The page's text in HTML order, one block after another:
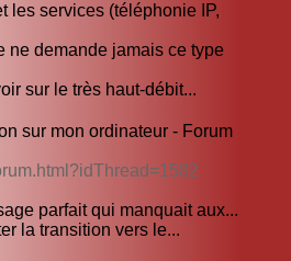
les services (téléphonie IP,
ne demande jamais ce type
sur le très haut-débit...
sur mon ordinateur - Forum
parfait qui manquait aux...
la transition vers le...